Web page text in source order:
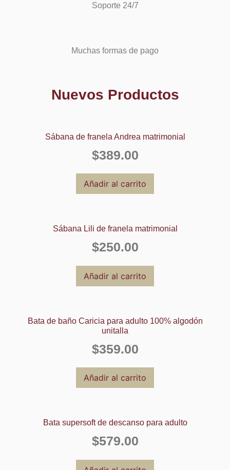
Soporte 24/7
Muchas formas de pago
Nuevos Productos
Sábana de franela Andrea matrimonial
$389.00
Añadir al carrito
Sábana Lili de franela matrimonial
$250.00
Añadir al carrito
Bata de baño Caricia para adulto 100% algodón
unitalla
$359.00
Añadir al carrito
Bata supersoft de descanso para adulto
$579.00